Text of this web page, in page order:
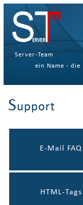
Server-Team
ein Name - die
Support
E-Mail FAQ
HTML-Tags